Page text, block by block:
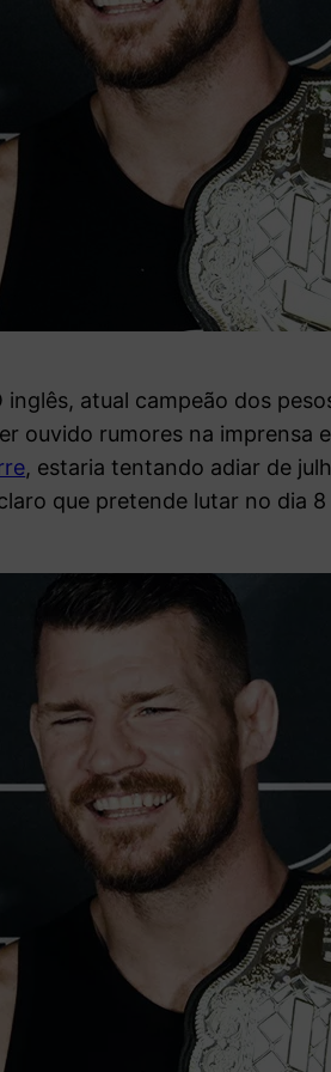
atual campeão dos
ouvido rumores na imprensa
, estaria tentando adiar de
que pretende lutar no dia 8